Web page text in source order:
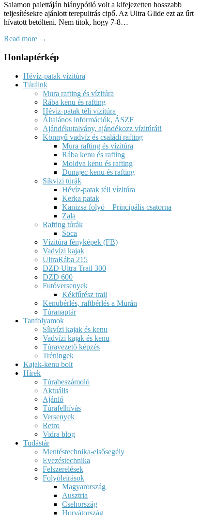
Salamon palettáján hiánypótló volt a kifejezetten hosszabb
teljesítésekre ajánlott terepultrás cipő. Az Ultra Glide ezt az űrt
hívatott betölteni. Nem titok, hogy 7-8…
Read more →
Honlaptérkép
Hévíz-patak vízitúra
Túráink
Mura rafting és vízitúra
Rába kenu és rafting
Hévíz-patak téli vízitúra
Általános információk, ÁSZF
Ajándékutalvány, ajándékozz vízitúrát!
Könnyű vadvíz és családi rafting
Mura rafting és vízitúra
Rába kenu és rafting
Moldva kenu és rafting
Dunajec kenu és rafting
Síkvízi túrák
Hévíz-patak téli vízitúra
Kerka patak
Kanizsa folyó – Principális csatorna
Zala
Rafting túrák
Soca
Vízitúra fényképek (FB)
Vadvízi kajak
UltraRába 215
DZD Ultra Trail 300
DZD 600
Futóversenyek
Kékfűrész trail
Kenubérlés, raftbérlés a Murán
Túranaptár
Tanfolyamok
Síkvízi kajak és kenu
Vadvízi kajak és kenu
Túravezető képzés
Tréningek
Kajak-kenu bolt
Hírek
Túrabeszámoló
Aktuális
Ajánló
Túrafelhívás
Versenyek
Retro
Vidra blog
Tudástár
Mentéstechnika-elsősegély
Evezéstechnika
Felszerelések
Folyóleírások
Magyarország
Ausztria
Csehország
Horvátország